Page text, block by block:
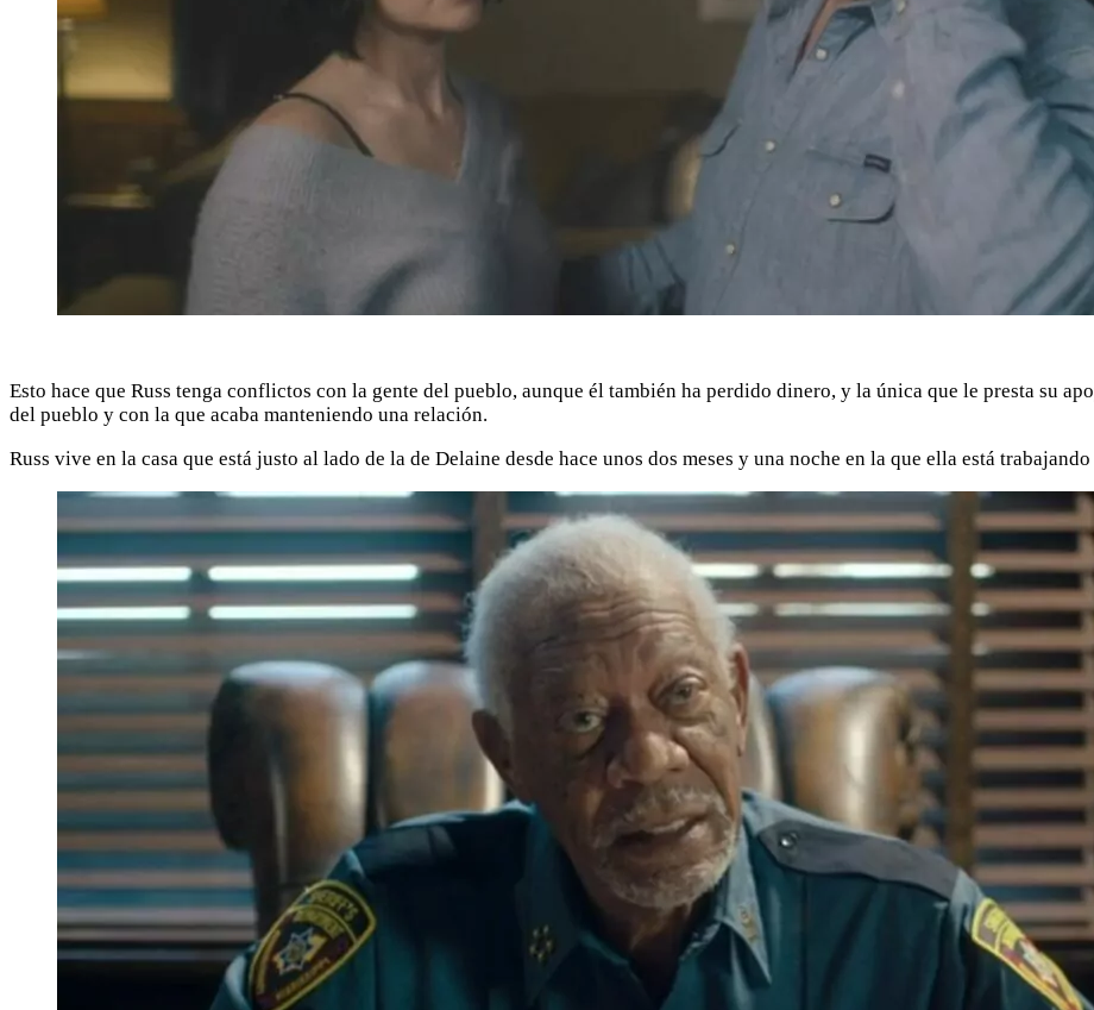
Esto hace que Russ tenga conflictos con la gente del pueblo, aunque él también ha perdido dinero, y la única que le presta su
del pueblo y con la que acaba manteniendo una relación.
Russ vive en la casa que está justo al lado de la de Delaine desde hace unos dos meses y una noche en la que ella está